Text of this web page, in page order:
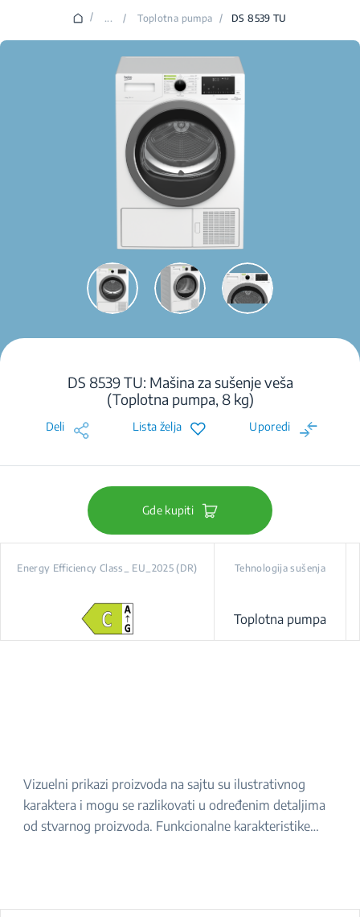
/ ... / Toplotna pumpa / DS 8539 TU
DS 8539 TU: Mašina za sušenje veša
(Toplotna pumpa, 8 kg)
Deli Lista želja Uporedi
Gde kupiti
Energy Efficiency Class_ EU_2025 (DR) Tehnologija sušenja
Toplotna pumpa
Vizuelni prikazi proizvoda na sajtu su ilustrativnog
karaktera i mogu se razlikovati u određenim detaljima
od stvarnog proizvoda. Funkcionalne karakteristike